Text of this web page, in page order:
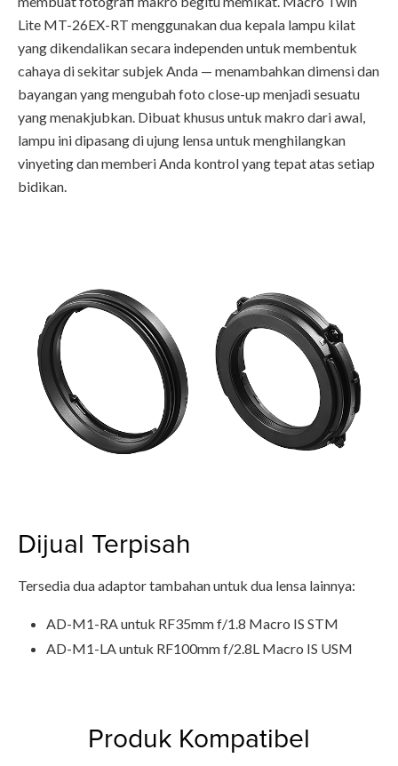
Lite MT-26EX-RT menggunakan dua kepala lampu kilat
yang dikendalikan secara independen untuk membentuk
cahaya di sekitar subjek Anda — menambahkan dimensi dan
bayangan yang mengubah foto close-up menjadi sesuatu
yang menakjubkan. Dibuat khusus untuk makro dari awal,
lampu ini dipasang di ujung lensa untuk menghilangkan
vinyeting dan memberi Anda kontrol yang tepat atas setiap
bidikan.
Dijual Terpisah
Tersedia dua adaptor tambahan untuk dua lensa lainnya:
AD-M1-RA untuk RF35mm f/1.8 Macro IS STM
AD-M1-LA untuk RF100mm f/2.8L Macro IS USM
Produk Kompatibel